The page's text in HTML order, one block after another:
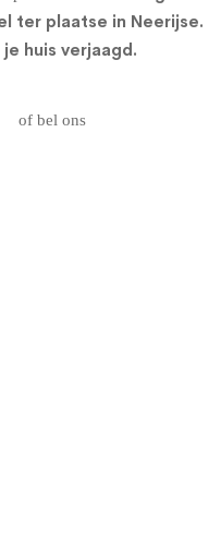
ter plaatse in Neerijse.
huis verjaagd.
of bel ons